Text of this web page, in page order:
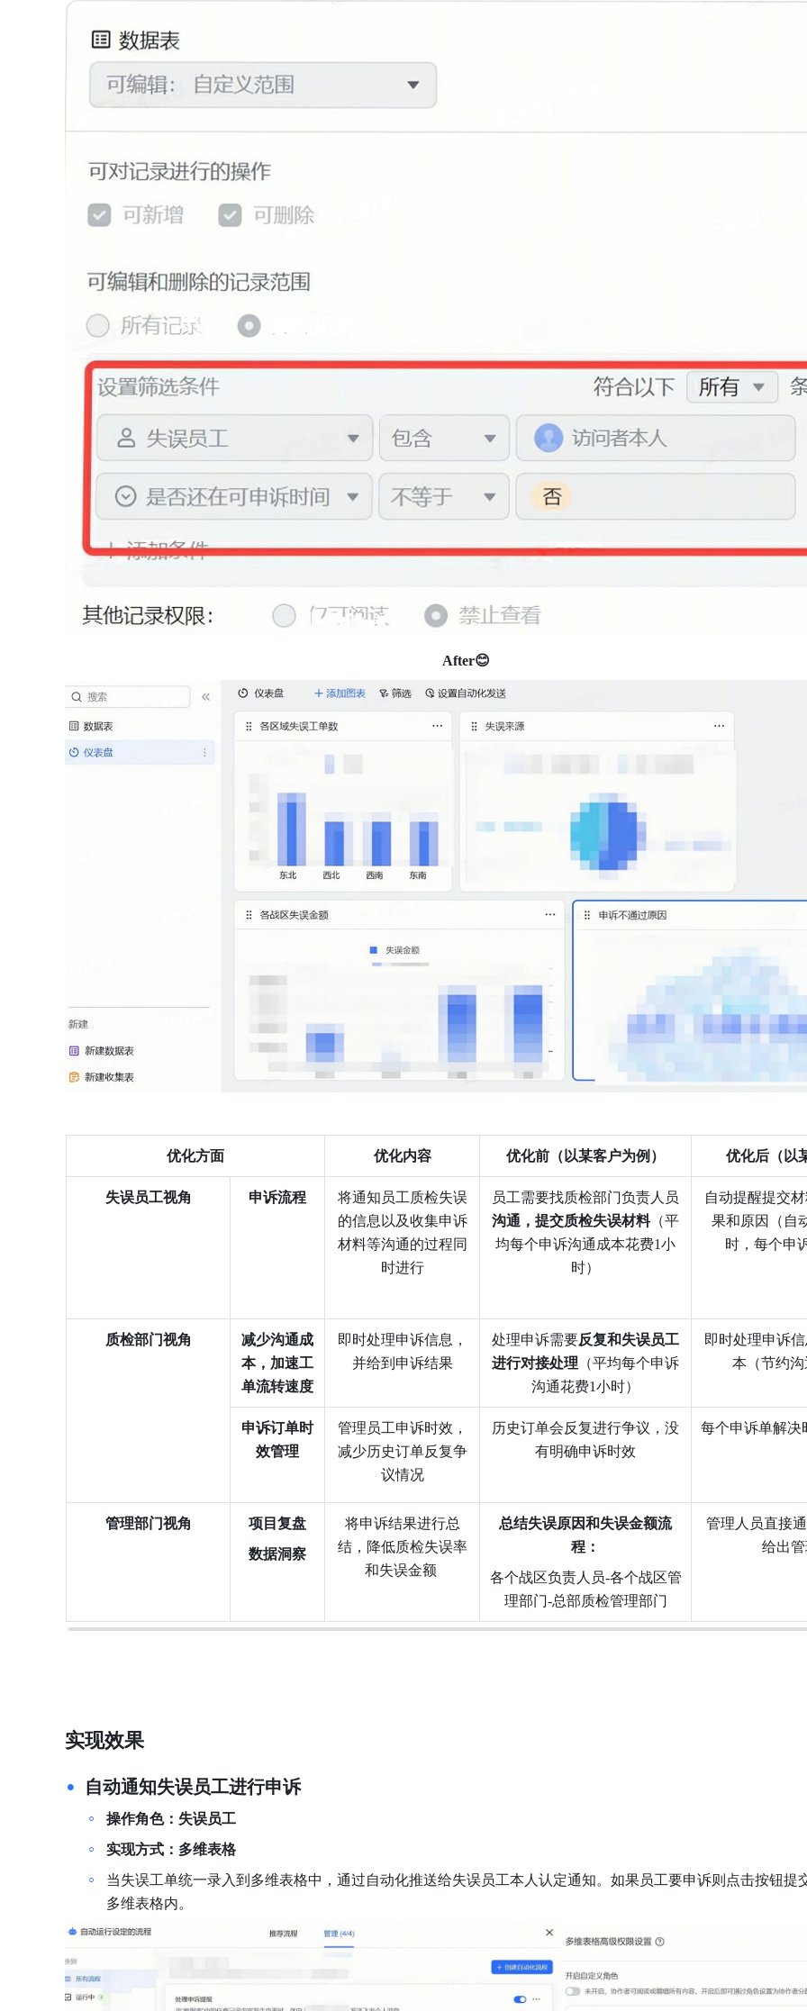
After😊
优化方面 优化内容 优化前（以某客户为例） 优化后（以
失误员工视角 申诉流程
将通知员工质检失误
的信息以及收集申诉
材料等沟通的过程同
时进行
员工需要找质检部门负责人员
沟通，提交质检失误材料 （平
均每个申诉沟通成本花费1小
时）
自动提醒提交
果和原因（自
时，每个申
质检部门视角
减少沟通成
本，加速工
单流转速度
即时处理申诉信息，
并给到申诉结果
处理申诉需要反复和失误员工
进行对接处理 （平均每个申诉
沟通花费1小时）
即时处理申诉
本（节约
申诉订单时
效管理
管理员工申诉时效，
减少历史订单反复争
议情况
历史订单会反复进行争议，没
有明确申诉时效
每个申诉单解决
管理部门视角
项目复盘
数据洞察
将申诉结果进行总
结，降低质检失误率
和失误金额
总结失误原因和失误金额流
程：
各个战区负责人员-各个战区管
理部门-总部质检管理部门
给出
实现效果
自动通知失误员工进行申诉
操作角色：失误员工
实现方式：多维表格
当失误工单统一录入到多维表格中，通过自动化推送给失误员工本人认定通知。如果员工要申诉则点击按钮提
多维表格内。